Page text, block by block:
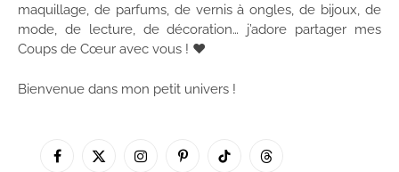
maquillage, de parfums, de vernis à ongles, de bijoux, de
mode, de lecture, de décoration… j’adore partager mes
Coups de Cœur avec vous ! ♥
Bienvenue dans mon petit univers !
Facebook
X
InstagramPinterestTikTok Threads